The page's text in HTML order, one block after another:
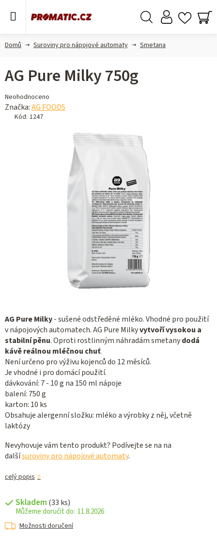
Domů Suroviny pro nápojové automaty Smetana
AG Pure Milky- sušené odstředěné mléko. Vhodné pro použití
v nápojových automatech. AG Pure Milkyvytvoří vysokou a
stabilní pěnu. Oproti rostlinným náhradám smetanydodá
kávě reálnou mléčnou chuť.
Není určeno pro výživu kojenců do 12 měsíců.
Je vhodné i pro domácí použití.
dávkování: 7 - 10 g na 150 ml nápoje
balení: 750 g
karton: 10 ks
Obsahuje alergenní složku: mléko a výrobky z něj, včetně
laktózy
Nevyhovuje vám tento produkt? Podívejte se na na
dalšísuroviny pro nápojové automaty.
celý popis
Skladem (33 ks)
11.8.2026
Možnosti doručení
AG Pure Milky 750g
Průměrné
hodnocení
produktu
Neohodnoceno
Značka:AG FOODS
Kód: 1247